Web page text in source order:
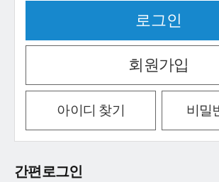
회원가입
아이디 찾기 비밀
간편로그인